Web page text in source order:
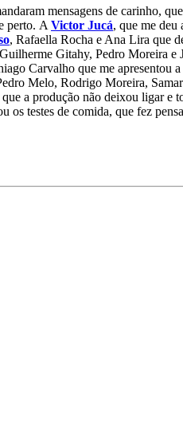
mensagens de carinho,
perto. A Victor Jucá, que me deu
, Rafaella Rocha e Ana Lira que
Gitahy, Pedro Moreira e
Carvalho que me apresentou
Melo, Rodrigo Moreira,
a produção não deixou ligar e
os testes de comida, que fez